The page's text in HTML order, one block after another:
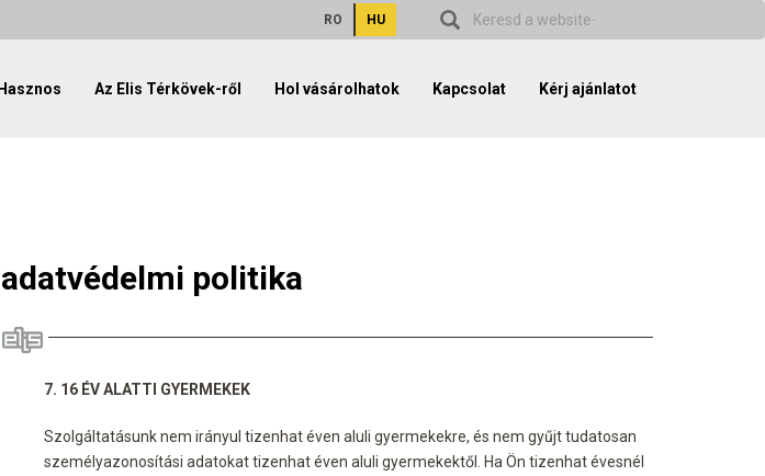
RO HU
Hasznos Az Elis Térkövek-ről Hol vásárolhatok Kapcsolat Kérj ajánlatot
politika
7. 16 ÉV ALATTI GYERMEKEK
Szolgáltatásunk nem irányul tizenhat éven aluli gyermekekre, és nem gyűjt tudatosan
személyazonosítási adatokat tizenhat éven aluli gyermekektől. Ha Ön tizenhat évesnél